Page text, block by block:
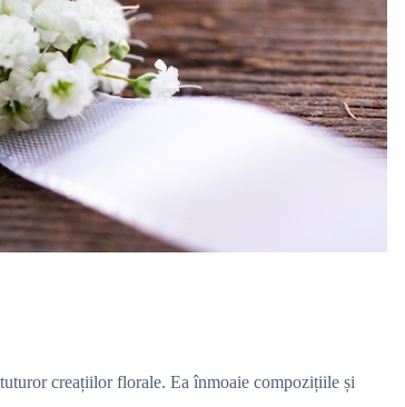
creațiilor florale. Ea înmoaie compozițiile și